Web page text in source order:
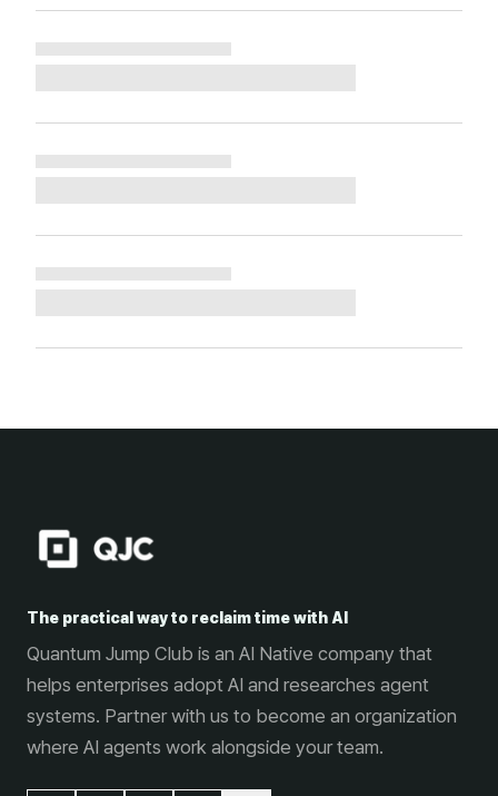
The practical way to reclaim time with AI
Quantum Jump Club is an AI Native company that
helps enterprises adopt AI and researches agent
systems. Partner with us to become an organization
where AI agents work alongside your team.